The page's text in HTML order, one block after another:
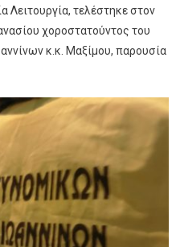
Λειτουργία, τελέστηκε στον
χοροστατούντος του
κ.κ. Μαξίμου, παρουσία